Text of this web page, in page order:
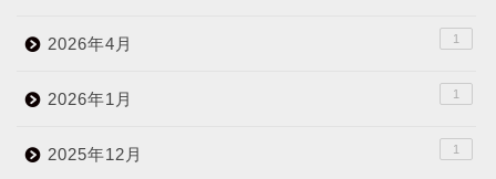
2026年4月 1
2026年1月 1
2025年12月 1